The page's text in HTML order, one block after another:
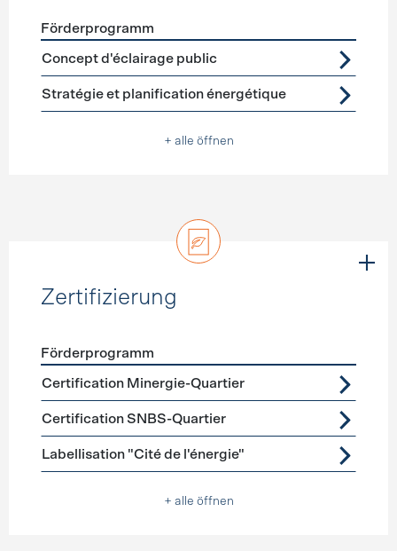
Förderprogramme Strategie und Energieplanung
Förderprogramm
Concept d'éclairage public
Stratégie et planification énergétique
+ alle öffnen
Zertifizierung
Förderprogramme Zertifizierung
Förderprogramm
Certification Minergie-Quartier
Certification SNBS-Quartier
Labellisation "Cité de l'énergie"
+ alle öffnen